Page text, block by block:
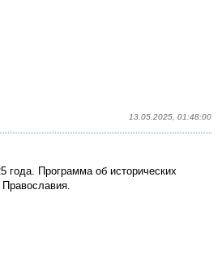
13.05.2025, 01:48:00
года. Программа об исторических